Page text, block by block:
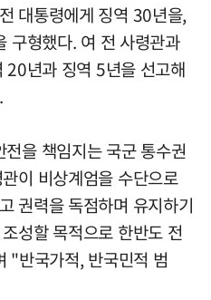
대통령에게 징역 30년을,
구형했다. 여 전 사령관과
20년과 징역 5년을 선고해
을 책임지는 국군 통수권
이 비상계엄을 수단으로
권력을 독점하며 유지하기
성할 목적으로 한반도 전
"반국가적, 반국민적 범